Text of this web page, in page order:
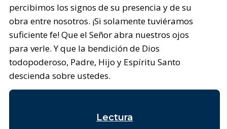
percibimos los signos de su presencia y de su
obra entre nosotros. ¡Si solamente tuviéramos
suficiente fe! Que el Señor abra nuestros ojos
para verle. Y que la bendición de Dios
todopoderoso, Padre, Hijo y Espíritu Santo
descienda sobre ustedes.
Lectura